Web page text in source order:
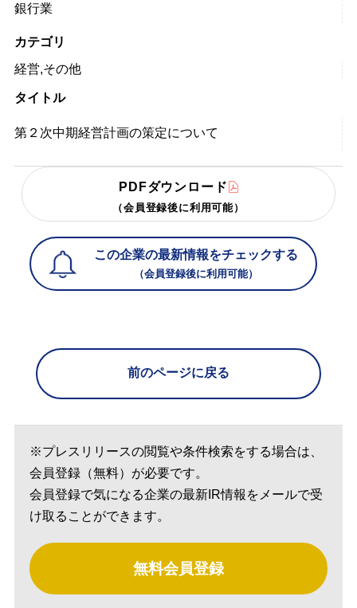
銀行業
カテゴリ
経営,その他
タイトル
第２次中期経営計画の策定について
PDFダウンロード
（会員登録後に利用可能）
この企業の最新情報をチェックする
（会員登録後に利用可能）
前のページに戻る
※プレスリリースの閲覧や条件検索をする場合は、
会員登録（無料）が必要です。
会員登録で気になる企業の最新IR情報をメールで受
け取ることができます。
無料会員登録